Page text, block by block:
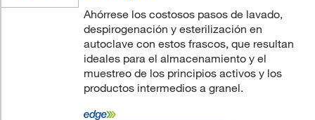
Ahórrese los costosos pasos de lavado,
despirogenación y esterilización en
autoclave con estos frascos, que resultan
ideales para el almacenamiento y el
muestreo de los principios activos y los
productos intermedios a granel.